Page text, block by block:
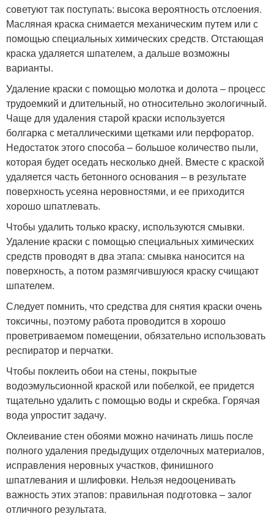
советуют так поступать: высока вероятность отслоения.
Масляная краска снимается механическим путем или с
помощью специальных химических средств. Отстающая
краска удаляется шпателем, а дальше возможны
варианты.
Удаление краски с помощью молотка и долота – процесс
трудоемкий и длительный, но относительно экологичный.
Чаще для удаления старой краски используется
болгарка с металлическими щетками или перфоратор.
Недостаток этого способа – большое количество пыли,
которая будет оседать несколько дней. Вместе с краской
удаляется часть бетонного основания – в результате
поверхность усеяна неровностями, и ее приходится
хорошо шпатлевать.
Чтобы удалить только краску, используются смывки.
Удаление краски с помощью специальных химических
средств проводят в два этапа: смывка наносится на
поверхность, а потом размягчившуюся краску счищают
шпателем.
Следует помнить, что средства для снятия краски очень
токсичны, поэтому работа проводится в хорошо
проветриваемом помещении, обязательно использовать
респиратор и перчатки.
Чтобы поклеить обои на стены, покрытые
водоэмульсионной краской или побелкой, ее придется
тщательно удалить с помощью воды и скребка. Горячая
вода упростит задачу.
Оклеивание стен обоями можно начинать лишь после
полного удаления предыдущих отделочных материалов,
исправления неровных участков, финишного
шпатлевания и шлифовки. Нельзя недооценивать
важность этих этапов: правильная подготовка – залог
отличного результата.